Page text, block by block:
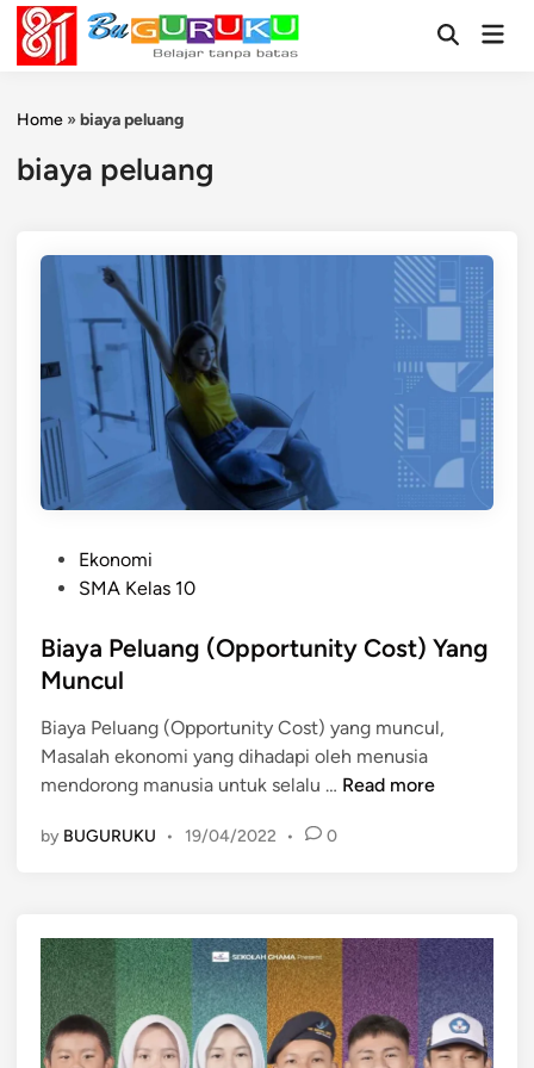
Skip
content
OpenMain
Home » biaya peluang
biaya peluang
t
e
i
n
Ekonomi
SMA Kelas 10
Biaya Peluang (Opportunity Cost) Yang
Muncul
Biaya Peluang (Opportunity Cost) yang muncul,
Masalah ekonomi yang dihadapi oleh menusia
mendorong manusia untuk selalu … B
e
l
u
a
Read more
by BUGURUKU • 19/04/2022 • 0